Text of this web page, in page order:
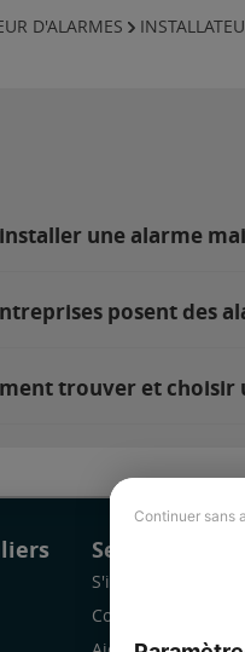
Continuer sans
D'ALARMES
une alarme
posent des
trouver et
Services Pro
S'inscrire
Comment ça